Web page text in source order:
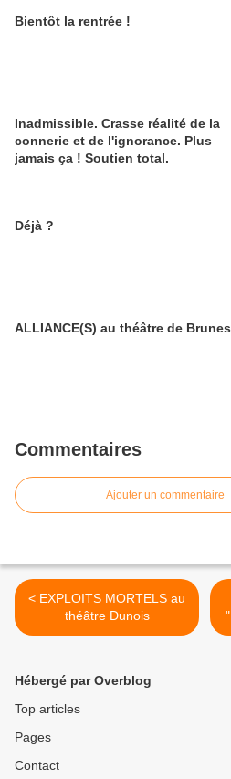
Bientôt la rentrée !
Inadmissible. Crasse réalité de la
connerie et de l'ignorance. Plus
jamais ça ! Soutien total.
Déjà ?
ALLIANCE(S) au théâtre de Brunes
Commentaires
Ajouter un commentaire
< EXPLOITS MORTELS au
théâtre Dunois
Hébergé par Overblog
Top articles
Pages
Contact